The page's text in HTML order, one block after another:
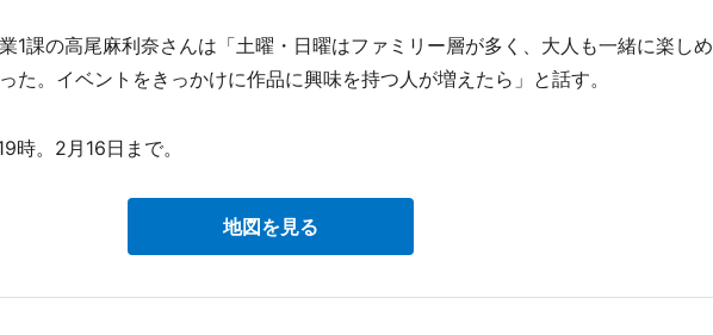
1課の高尾麻利奈さんは「土曜・日曜はファミリー層が多く、大人も一緒に楽しめ
た。イベントをきっかけに作品に興味を持つ人が増えたら」と話す。
時。2月16日まで。
地図を見る